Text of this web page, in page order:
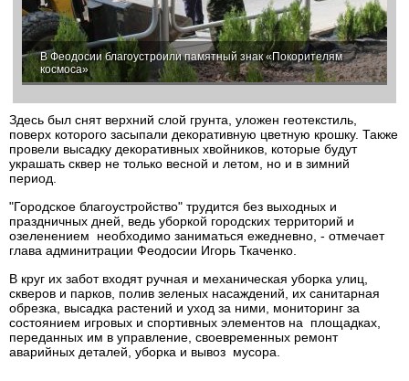
В Феодосии благоустроили памятный знак «Покорителям
космоса»
Здесь был снят верхний слой грунта, уложен геотекстиль,
поверх которого засыпали декоративную цветную крошку. Также
провели высадку декоративных хвойников, которые будут
украшать сквер не только весной и летом, но и в зимний
период.
"Городское благоустройство" трудится без выходных и
праздничных дней, ведь уборкой городских территорий и
озеленением необходимо заниматься ежедневно, - отмечает
глава админитрации Феодосии Игорь Ткаченко.
В круг их забот входят ручная и механическая уборка улиц,
скверов и парков, полив зеленых насаждений, их санитарная
обрезка, высадка растений и уход за ними, мониторинг за
состоянием игровых и спортивных элементов на площадках,
переданных им в управление, своевременных ремонт
аварийных деталей, уборка и вывоз мусора.